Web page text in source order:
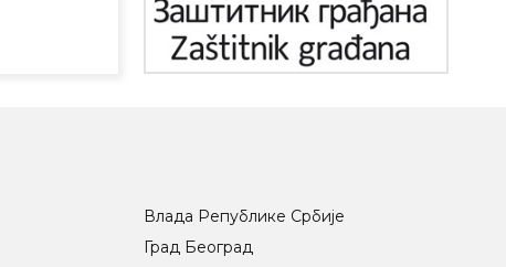
Влада Републике Србије
Град Београд